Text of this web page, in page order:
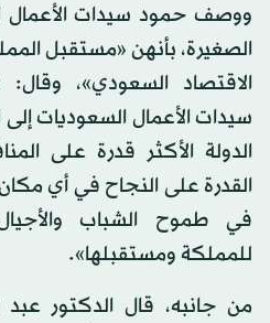
ووصف حمود سيدات الأعمال
الصغيرة، بأنهن «مستقبل
الاقتصاد السعودي»،
سيدات الأعمال السعوديات إلى
الدولة الأكثر قدرة على
القدرة على النجاح في أي
في طموح الشباب
للمملكة ومستقبلها».
من جانبه، قال الدكتور